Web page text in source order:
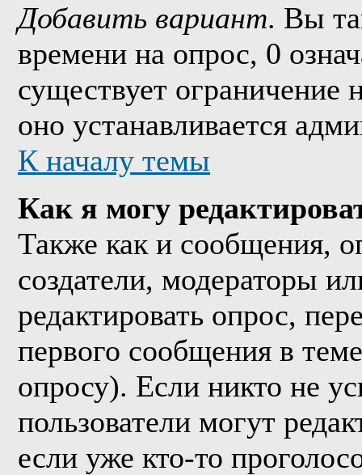
Добавить вариант. Вы
времени на опрос, 0
существует ограничение
оно устанавливается
К началу темы
Как я могу
Также как и сообщения,
создатели, модераторы
редактировать опрос,
первого сообщения в
опросу). Если никто не
пользователи могут
если уже кто-то